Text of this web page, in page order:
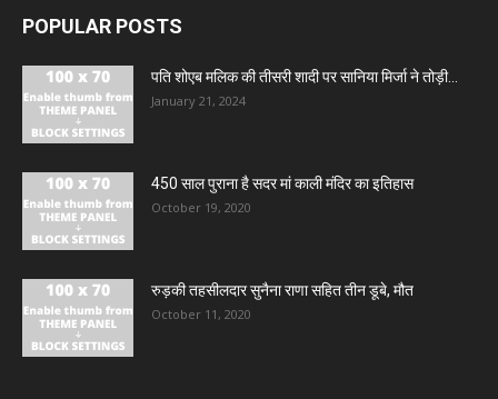
POPULAR POSTS
पति शोएब मलिक की तीसरी शादी पर सानिया मिर्जा ने तोड़ी...
January 21, 2024
450 साल पुराना है सदर मां काली मंदिर का इतिहास
October 19, 2020
रुड़की तहसीलदार सुनैना राणा सहित तीन डूबे, मौत
October 11, 2020